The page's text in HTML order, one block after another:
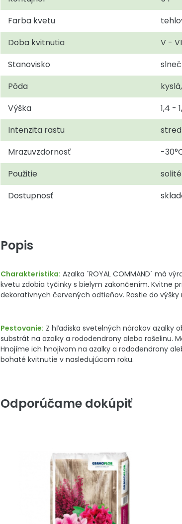
Farba kvetu
Doba kvitnutia
V - VI
Stanovisko
Pôda
Výška
1,4 -
Intenzita rastu
Mrazuvzdornosť
-
Použitie
Dostupnosť
Popis
Charakteristika: Azalka ´ROYAL COMMAND´ má
kvetu zdobia tyčinky s bielym zakončením. Kvitne
dekoratívnych červených odtieňov. Rastie do výšky
Pestovanie: Z hľadiska svetelných nárokov azalky
substrát na azalky a rododendrony alebo rašelinu.
Hnojíme ich hnojivom na azalky a rododendrony
bohaté kvitnutie v nasledujúcom roku.
Odporúčame dokúpiť